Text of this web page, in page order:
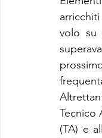
volo su
Tecnico
(TA) e